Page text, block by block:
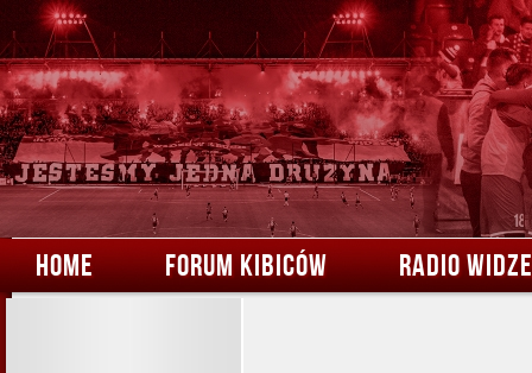
HOME FORUM KIBICÓW RADIO